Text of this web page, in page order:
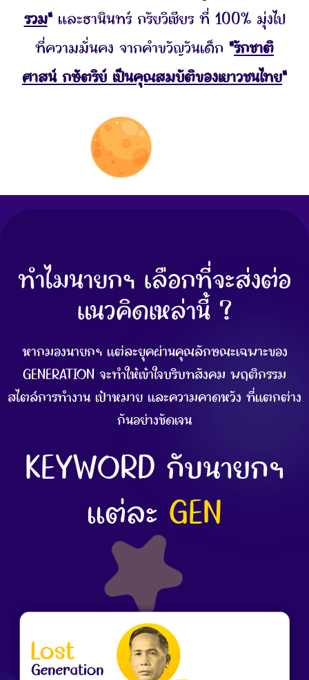
รวม“และธานินทร์ กรัยวิเชียร ที่ 100% มุ่งไป
ที่ความมั่นคง จากคำขวัญวันเด็ก “รักชาติ
ศาสน์ กษัตริย์ เป็นคุณสมบัติของเยาวชนไทย“
ทำไมนายกฯ เลือกที่จะส่งต่อ
แนวคิดเหล่านี้ ?
หากมองนายกฯ แต่ละยุคผ่านคุณลักษณะเฉพาะของ
GENERATION จะทำให้เข้าใจบริบทสังคม พฤติกรรม
สไตล์การทำงาน เป้าหมาย และความคาดหวัง ที่แตกต่าง
กันอย่างชัดเจน
KEYWORD กับนายกฯ
แต่ละ GEN